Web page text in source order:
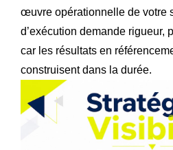
œuvre opérationnelle de votre
d’exécution demande rigueur,
car les résultats en
construisent dans la durée.